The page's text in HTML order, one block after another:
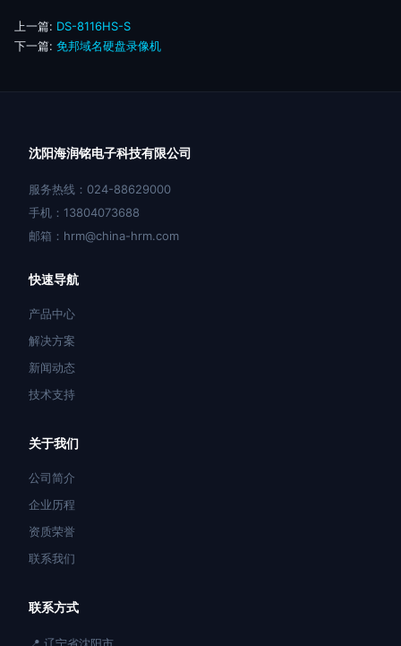
上一篇: DS-8116HS-S
下一篇: 免邦域名硬盘录像机
沈阳海润铭电子科技有限公司
服务热线：024-88629000
手机：13804073688
邮箱：hrm@china-hrm.com
快速导航
产品中心
解决方案
新闻动态
技术支持
关于我们
公司简介
企业历程
资质荣誉
联系我们
联系方式